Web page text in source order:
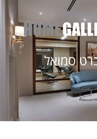
סמואל